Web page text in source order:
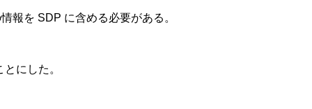
報を SDP に含める必要がある。
にした。